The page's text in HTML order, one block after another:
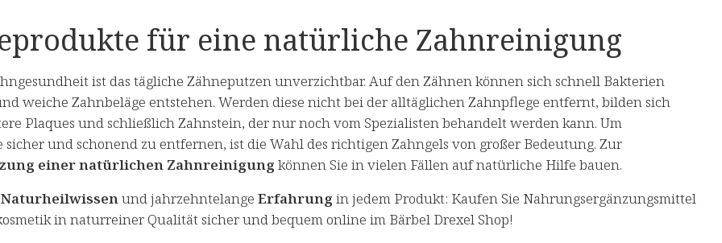
für eine natürliche Zahnreinigung
ist das tägliche Zähneputzen unverzichtbar. Auf den Zähnen können sich schnell Bakterien
weiche Zahnbeläge entstehen. Werden diese nicht bei der alltäglichen Zahnpflege entfernt, bilden sich
Plaques und schließlich Zahnstein, der nur noch vom Spezialisten behandelt werden kann. Um
sicher und schonend zu entfernen, ist die Wahl des richtigen Zahngels von großer Bedeutung. Zur
einer natürlichen Zahnreinigung können Sie in vielen Fällen auf natürliche Hilfe bauen.
Naturheilwissenund jahrzehntelange Erfahrung in jedem Produkt: Kaufen Sie Nahrungsergänzungsmittel
in naturreiner Qualität sicher und bequem online im Bärbel Drexel Shop!